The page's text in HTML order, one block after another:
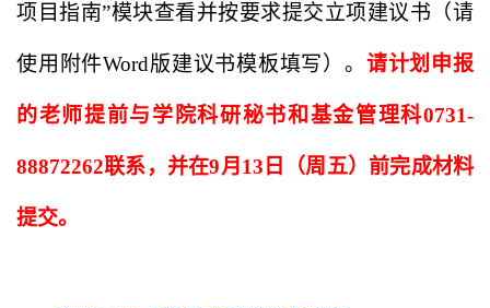
项目指南”模块查看并按要求提交立项建议书（请
使用附件Word版建议书模板填写）。 请计划申报
的老师提前与学院科研秘书和基金管理科0731-
88872262联系，并在9月13日（周五）前完成材料
提交。